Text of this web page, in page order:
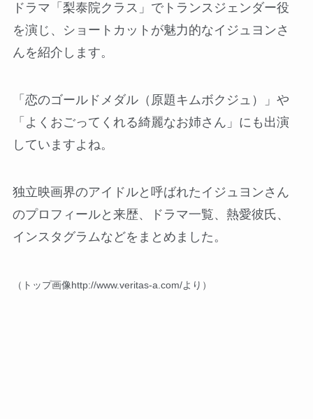
ドラマ「梨泰院クラス」でトランスジェンダー役
を演じ、ショートカットが魅力的なイジュヨンさ
んを紹介します。
「恋のゴールドメダル（原題キムボクジュ）」や
「よくおごってくれる綺麗なお姉さん」にも出演
していますよね。
独立映画界のアイドルと呼ばれたイジュヨンさん
のプロフィールと来歴、ドラマ一覧、熱愛彼氏、
インスタグラムなどをまとめました。
（トップ画像http://www.veritas-a.com/より）